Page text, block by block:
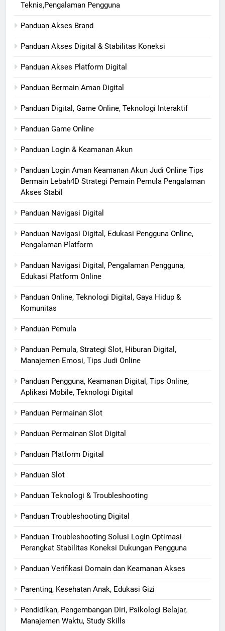
Teknis,Pengalaman Pengguna
Panduan Akses Brand
Panduan Akses Digital & Stabilitas Koneksi
Panduan Akses Platform Digital
Panduan Bermain Aman Digital
Panduan Digital, Game Online, Teknologi Interaktif
Panduan Game Online
Panduan Login & Keamanan Akun
Panduan Login Aman Keamanan Akun Judi Online Tips
Bermain Lebah4D Strategi Pemain Pemula Pengalaman
Akses Stabil
Panduan Navigasi Digital
Panduan Navigasi Digital, Edukasi Pengguna Online,
Pengalaman Platform
Panduan Navigasi Digital, Pengalaman Pengguna,
Edukasi Platform Online
Panduan Online, Teknologi Digital, Gaya Hidup &
Komunitas
Panduan Pemula
Panduan Pemula, Strategi Slot, Hiburan Digital,
Manajemen Emosi, Tips Judi Online
Panduan Pengguna, Keamanan Digital, Tips Online,
Aplikasi Mobile, Teknologi Digital
Panduan Permainan Slot
Panduan Permainan Slot Digital
Panduan Platform Digital
Panduan Slot
Panduan Teknologi & Troubleshooting
Panduan Troubleshooting Digital
Panduan Troubleshooting Solusi Login Optimasi
Perangkat Stabilitas Koneksi Dukungan Pengguna
Panduan Verifikasi Domain dan Keamanan Akses
Parenting, Kesehatan Anak, Edukasi Gizi
Pendidikan, Pengembangan Diri, Psikologi Belajar,
Manajemen Waktu, Study Skills